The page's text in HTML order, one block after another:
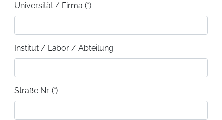
Universität / Firma (*)
Institut / Labor / Abteilung
Straße Nr. (*)